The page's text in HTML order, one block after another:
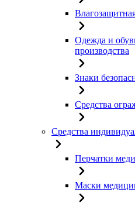
Одежда и
производства
Знаки
Средства
Средства
Перчатки
Маски